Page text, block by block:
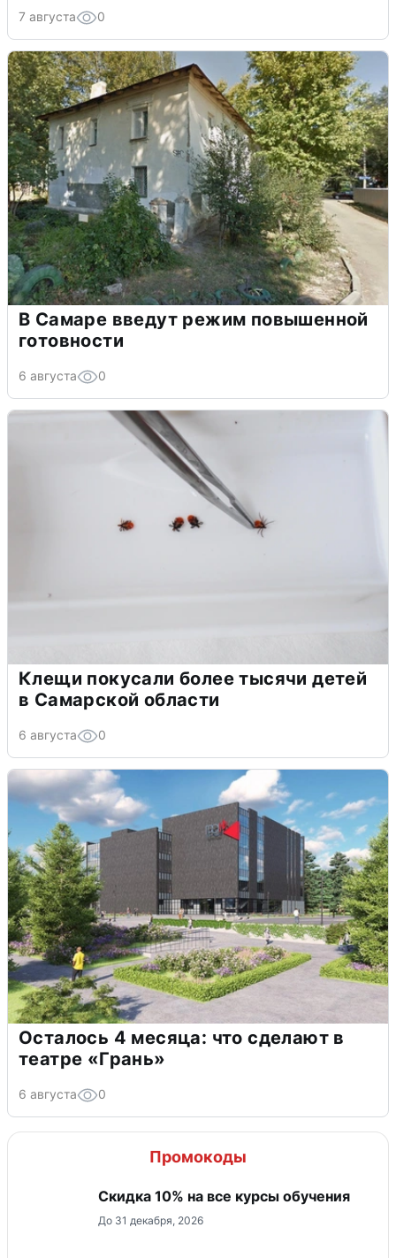
7 августа 0
В Самаре введут режим повышенной
готовности
6 августа 0
Клещи покусали более тысячи детей
в Самарской области
6 августа 0
Осталось 4 месяца: что сделают в
театре «Грань»
6 августа 0
Промокоды
Скидка 10% на все курсы обучения
До 31 декабря, 2026